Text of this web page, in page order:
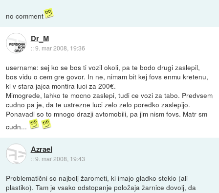
no comment
Dr_M
::9. mar 2008, 19:36
username: sej ko se bos ti vozil okoli, pa te bodo drugi zaslepil,
bos vidu o cem gre govor. In ne, nimam bit kej fovs enmu kretenu,
ki v stara jajca montira luci za 200€.
Mimogrede, lahko te mocno zaslepi, tudi ce vozi za tabo. Predvsem
cudno pa je, da te ustrezne luci zelo zelo poredko zaslepijo.
Ponavadi so to mnogo drazji avtomobili, pa jim nism fovs. Matr sm
cudn...
Azrael
::9. mar 2008, 19:43
Problematični so najbolj žarometi, ki imajo gladko steklo (ali
plastiko). Tam je vsako odstopanje položaja žarnice dovolj, da